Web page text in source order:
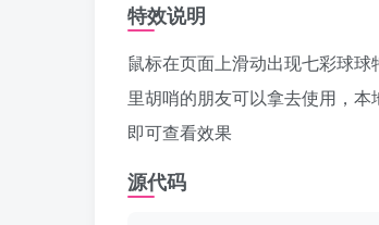
特效说明
鼠标在页面上滑动出现七彩球
里胡哨的朋友可以拿去使用，
即可查看效果
源代码